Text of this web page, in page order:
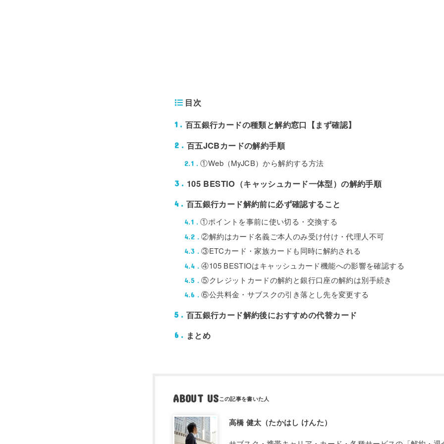
目次
1 百五銀行カードの種類と解約窓口【まず確認】
2 百五JCBカードの解約手順
2.1 ①Web（MyJCB）から解約する方法
3 105 BESTIO（キャッシュカード一体型）の解約手順
4 百五銀行カード解約前に必ず確認すること
4.1 ①ポイントを事前に使い切る・交換する
4.2 ②解約はカード名義ご本人のみ受け付け・代理人不可
4.3 ③ETCカード・家族カードも同時に解約される
4.4 ④105 BESTIOはキャッシュカード機能への影響を確認する
4.5 ⑤クレジットカードの解約と銀行口座の解約は別手続き
4.6 ⑥公共料金・サブスクの引き落とし先を変更する
5 百五銀行カード解約後におすすめの代替カード
6 まとめ
ABOUT US
高橋 健太（たかはし けんた）